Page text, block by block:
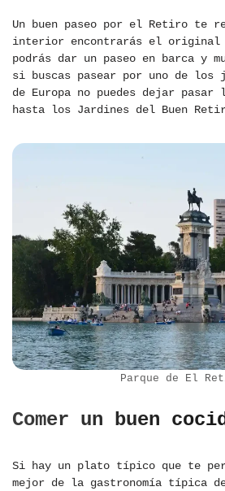
Un buen paseo por el Retiro te
interior encontrarás el original
podrás dar un paseo en barca y
si buscas pasear por uno de los
de Europa no puedes dejar
hasta los Jardines del Buen
Parque de El
Comer un buen
Si hay un plato típico que te
mejor de la gastronomía típica de